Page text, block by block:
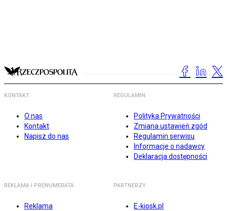
KONTAKT
O nas
Kontakt
Napisz do nas
REGULAMIN
Polityka Prywatności
Zmiana ustawień zgód
Regulamin serwisu
Informacje o nadawcy
Deklaracja dostępności
REKLAMA I PRENUMERATA
Reklama
PARTNERZY
E-kiosk.pl